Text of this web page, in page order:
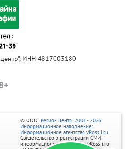
ИНН 4817003180
© ООО "Регион центр" 2004 - 2026
Информационное наполнение:
Информационное агентство vRossii.ru
Свидетельство о регистрации СМИ
информационного агентства vRossii.ru